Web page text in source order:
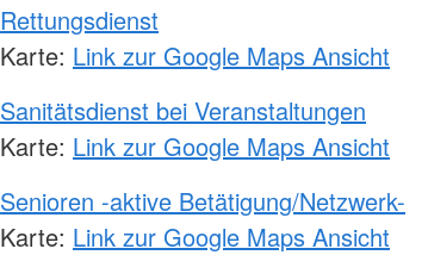
Rettungsdienst
Karte: Link zur Google Maps Ansicht
Sanitätsdienst bei Veranstaltungen
Karte: Link zur Google Maps Ansicht
Senioren -aktive Betätigung/Netzwerk-
Karte: Link zur Google Maps Ansicht